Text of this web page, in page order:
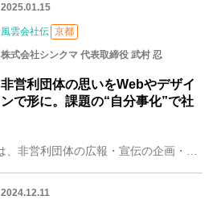
2025.01.15
風雲会社伝 京都
株式会社シンクマ 代表取締役 武村 忍
非営利団体の思いをWebやデザイ
ンで形に。課題の“自分事化”で社
2024.12.11